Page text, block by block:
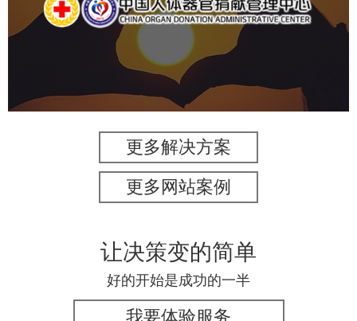
国企 品牌官网 网站建设
更多解决方案
更多网站案例
让决策变的简单
好的开始是成功的一半
我要体验服务